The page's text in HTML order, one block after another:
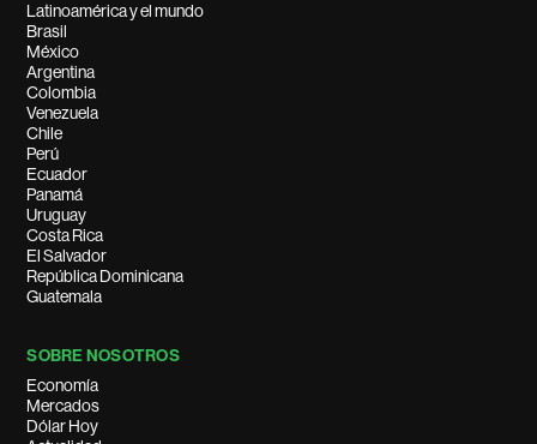
Latinoamérica y el mundo
Brasil
México
Argentina
Colombia
Venezuela
Chile
Perú
Ecuador
Panamá
Uruguay
Costa Rica
El Salvador
República Dominicana
Guatemala
SOBRE NOSOTROS
Economía
Mercados
Dólar Hoy